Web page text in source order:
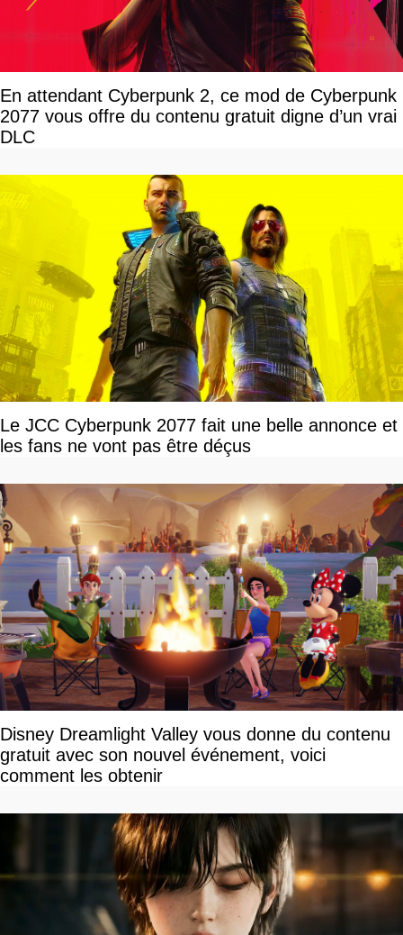
En attendant Cyberpunk 2, ce mod de Cyberpunk
2077 vous offre du contenu gratuit digne d’un vrai
DLC
Le JCC Cyberpunk 2077 fait une belle annonce et
les fans ne vont pas être déçus
Disney Dreamlight Valley vous donne du contenu
gratuit avec son nouvel événement, voici
comment les obtenir